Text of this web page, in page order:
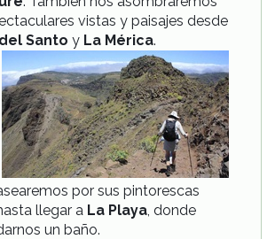
vistas y paisajes desde
Santo y La Mérica.
por sus pintorescas
llegar a La Playa, donde
un baño.